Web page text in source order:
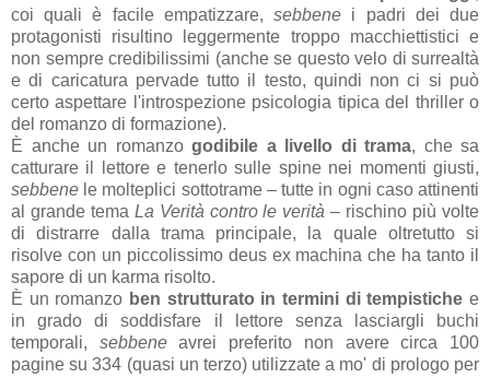
coi quali è facile empatizzare,sebbene i padri dei due
protagonisti risultino leggermente troppo macchiettistici e
non sempre credibilissimi (anche se questo velo di surrealtà
e di caricatura pervade tutto il testo, quindi non ci si può
certo aspettare l'introspezione psicologia tipica del thriller o
del romanzo di formazione).
È anche un romanzo godibile a livello di trama, che sa
catturare il lettore e tenerlo sulle spine nei momenti giusti,
sebbene le molteplici sottotrame ‒ tutte in ogni caso attinenti
al grande tema La Verità contro le verità‒ rischino più volte
di distrarre dalla trama principale, la quale oltretutto si
risolve con un piccolissimo deus ex machina che ha tanto il
sapore di un karma risolto.
È un romanzo ben strutturato in termini di tempistiche e
in grado di soddisfare il lettore senza lasciargli buchi
temporali, sebbeneavrei preferito non avere circa 100
pagine su 334 (quasi un terzo) utilizzate a mo' di prologo per